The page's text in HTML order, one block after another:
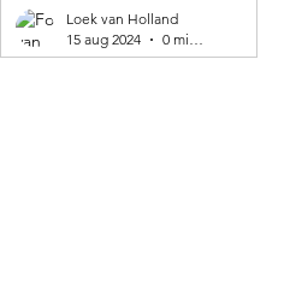
geproduceerd! 🌍
Loek van Holland
15 aug 2024
0 minuten om te lezen